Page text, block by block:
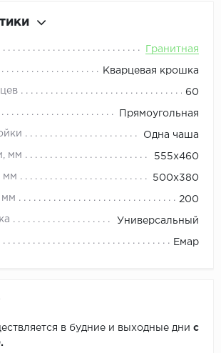
Гранитная
Кварцевая крошка
60
Прямоугольная
Одна чаша
мм 555х460
мм 500х380
мм 200
Универсальный
Емар
в будние и выходные дни с